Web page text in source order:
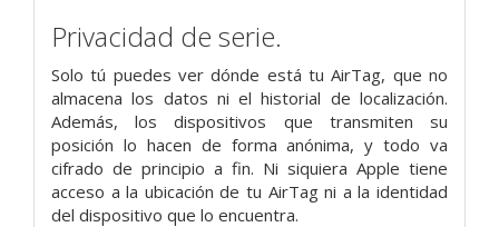
Privacidad de serie.
Solo tú puedes ver dónde está tu AirTag, que no
almacena los datos ni el historial de localización.
Además, los dispositivos que transmiten su
posición lo hacen de forma anónima, y todo va
cifrado de principio a fin. Ni siquiera Apple tiene
acceso a la ubicación de tu AirTag ni a la identidad
del dispositivo que lo encuentra.